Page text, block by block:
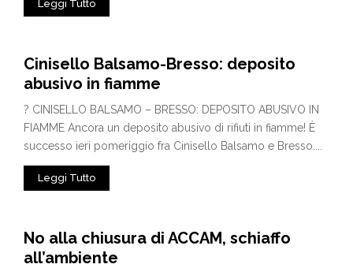
Leggi Tutto
Cinisello Balsamo-Bresso: deposito
abusivo in fiamme
? CINISELLO BALSAMO – BRESSO: DEPOSITO ABUSIVO IN
FIAMME Ancora un deposito abusivo di rifiuti in fiamme! È
successo ieri pomeriggio fra Cinisello Balsamo e Bresso....
Leggi Tutto
No alla chiusura di ACCAM, schiaffo
all’ambiente